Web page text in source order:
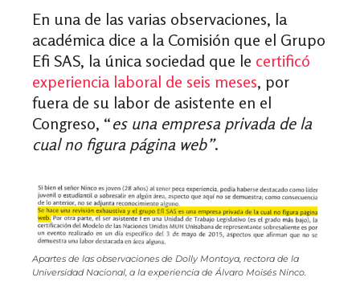
En una de las varias observaciones, la
académica dice a la Comisión que el Grupo
Efi SAS, la única sociedad que le certificó
experiencia laboral de seis meses, por
fuera de su labor de asistente en el
Congreso, “es una empresa privada de la
cual no figura página web”.
Apartes de las observaciones de Dolly Montoya, rectora de la
Universidad Nacional, a la experiencia de Álvaro Moisés Ninco.